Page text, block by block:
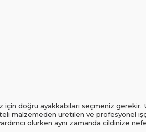
doğru ayakkabıları seçmeniz gerekir.
malzemeden üretilen ve profesyonel
olurken aynı zamanda cildinize